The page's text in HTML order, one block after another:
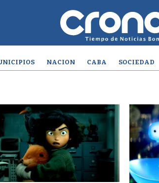
NACION CABA SOCIEDAD